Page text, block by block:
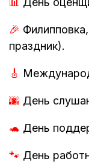
🎉
праздник).
🎸
🌆 День
🐢 День
🐾 День